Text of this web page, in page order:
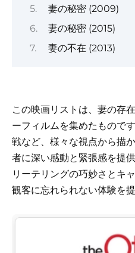
妻の秘密 (2009)
妻の秘密 (2015)
妻の不在 (2013)
この映画リストは、妻の存
ーフィルムを集めたもので
戦など、様々な視点から描
者に深い感動と緊張感を提
リーテリングの巧妙さとキ
観客に忘れられない体験を提